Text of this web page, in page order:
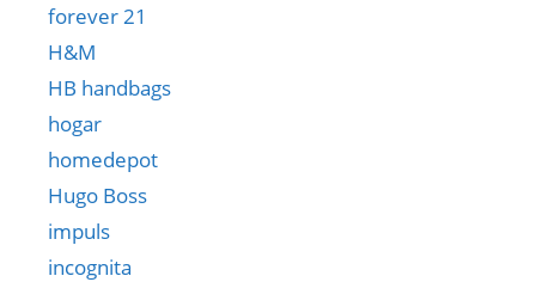
forever 21
H&M
HB handbags
hogar
homedepot
Hugo Boss
impuls
incognita